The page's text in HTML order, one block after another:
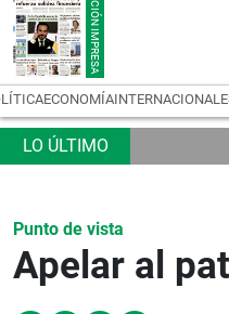
ECONOMÍA
Punto de vista
Apelar al